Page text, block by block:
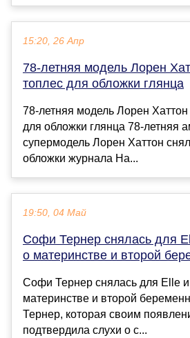
15:20, 26 Апр
78-летняя модель Лорен
топлес для обложки глянца
78-летняя модель Лорен Хаттон
для обложки глянца 78-летняя
супермодель Лорен Хаттон
обложки журнала Ha...
19:50, 04 Май
Софи Тернер снялась для
о материнстве и второй
Софи Тернер снялась для Elle и
материнстве и второй
Тернер, которая своим
подтвердила слухи о с...